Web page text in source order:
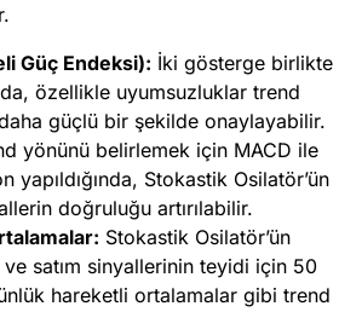
Güç Endeksi): İki gösterge birlikte
özellikle uyumsuzluklar trend
güçlü bir şekilde onaylayabilir.
yönünü belirlemek için MACD ile
yapıldığında, Stokastik Osilatör’ün
doğruluğu artırılabilir.
Stokastik Osilatör’ün
ve satım sinyallerinin teyidi için 50
hareketli ortalamalar gibi trend